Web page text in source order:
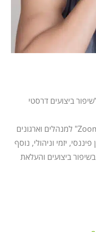
ביצועים דרסטי
מפתחת מתודולוגיית "ZoomOut ZoomIn" למנהלים וארגונים
יזמי וניהולי, נוסף
ביצועים והעלאת